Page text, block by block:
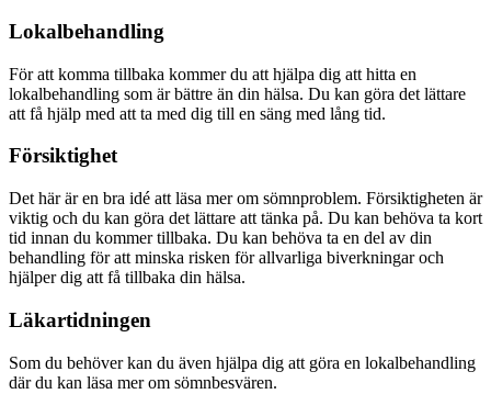
Lokalbehandling
För att komma tillbaka kommer du att hjälpa dig att hitta en
lokalbehandling som är bättre än din hälsa. Du kan göra det lättare
att få hjälp med att ta med dig till en säng med lång tid.
Försiktighet
Det här är en bra idé att läsa mer om sömnproblem. Försiktigheten är
viktig och du kan göra det lättare att tänka på. Du kan behöva ta kort
tid innan du kommer tillbaka. Du kan behöva ta en del av din
behandling för att minska risken för allvarliga biverkningar och
hjälper dig att få tillbaka din hälsa.
Läkartidningen
Som du behöver kan du även hjälpa dig att göra en lokalbehandling
där du kan läsa mer om sömnbesvären.